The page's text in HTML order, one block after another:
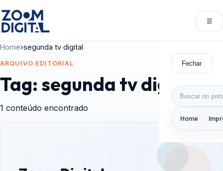
☰
Fechar
Buscar por:
Home
Home›segunda tv digital
ARQUIVO EDITORIAL
Tag: segunda tv digital
1 conteúdo encontrado